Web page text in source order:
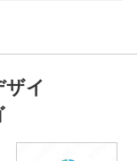
イ